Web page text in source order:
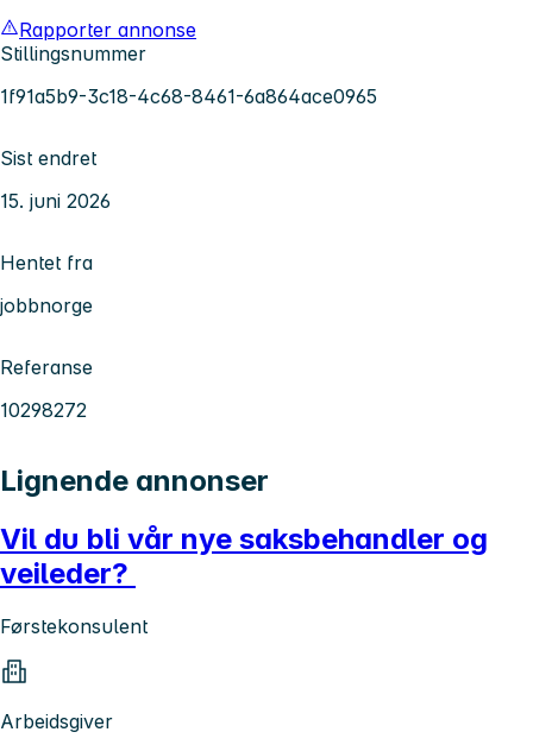
Rapporter annonse
Stillingsnummer
1f91a5b9-3c18-4c68-8461-6a864ace0965
Sist endret
15. juni 2026
Hentet fra
jobbnorge
Referanse
10298272
Lignende annonser
Vil du bli vår nye saksbehandler og
veileder?
Førstekonsulent
Arbeidsgiver